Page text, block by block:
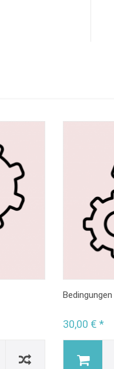
Bedingungen
30,00 € *